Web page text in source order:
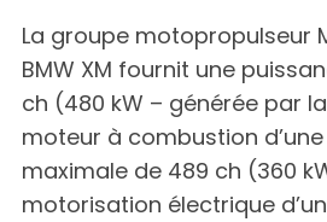
La groupe motopropulseur
BMW XM fournit une
ch (480 kW – générée par
moteur à combustion
maximale de 489 ch (360
motorisation électrique